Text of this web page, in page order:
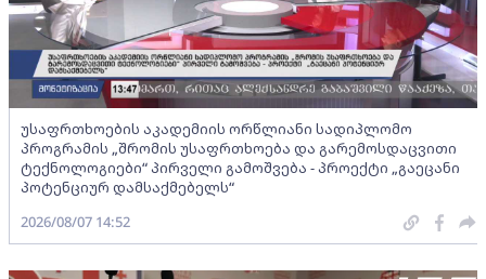
უსაფრთხოების აკადემიის ორწლიანი სადიპლომო
პროგრამის „შრომის უსაფრთხოება და გარემოსდაცვითი
ტექნოლოგიები“ პირველი გამოშვება - პროექტი „გაეცანი
პოტენციურ დამსაქმებელს“
2026/08/07 14:52